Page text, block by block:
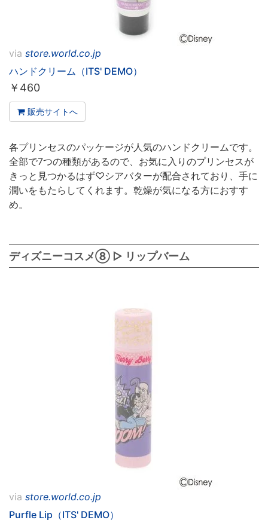
via store.world.co.jp
ハンドクリーム（ITS' DEMO）
￥ 460
販売サイトへ
各プリンセスのパッケージが人気のハンドクリームです。
全部で7つの種類があるので、お気に入りのプリンセスが
きっと見つかるはず♡シアバターが配合されており、手に
潤いをもたらしてくれます。乾燥が気になる方におすす
め。
ディズニーコスメ⑧ ▷ リップバーム
via store.world.co.jp
Purfle Lip（ITS' DEMO）